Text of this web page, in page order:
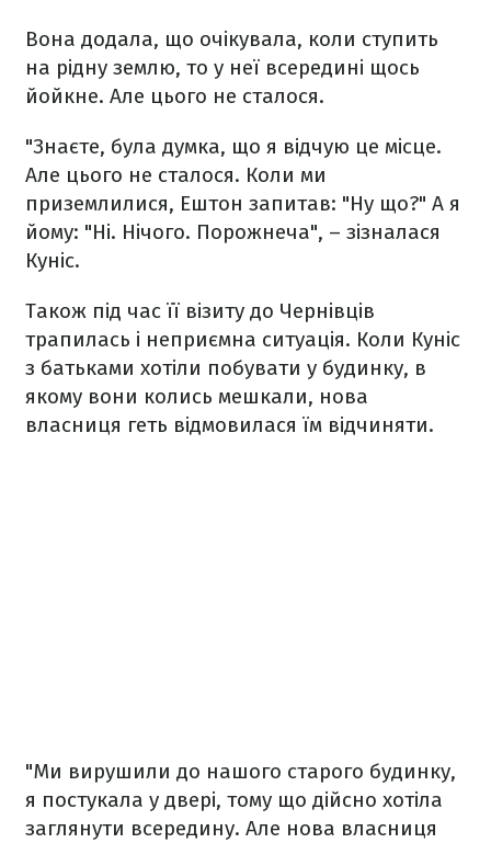
Вона додала, що очікувала, коли ступить
на рідну землю, то у неї всередині щось
йойкне. Але цього не сталося.
"Знаєте, була думка, що я відчую це місце.
Але цього не сталося. Коли ми
приземлилися, Ештон запитав: "Ну що?" А я
йому: "Ні. Нічого. Порожнеча", – зізналася
Куніс.
Також під час її візиту до Чернівців
трапилась і неприємна ситуація. Коли Куніс
з батьками хотіли побувати у будинку, в
якому вони колись мешкали, нова
власниця геть відмовилася їм відчиняти.
"Ми вирушили до нашого старого будинку,
я постукала у двері, тому що дійсно хотіла
заглянути всередину. Але нова власниця